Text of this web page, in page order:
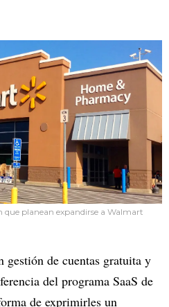
planean expandirse a Walmart
de cuentas gratuita y
del programa SaaS de
de exprimirles un